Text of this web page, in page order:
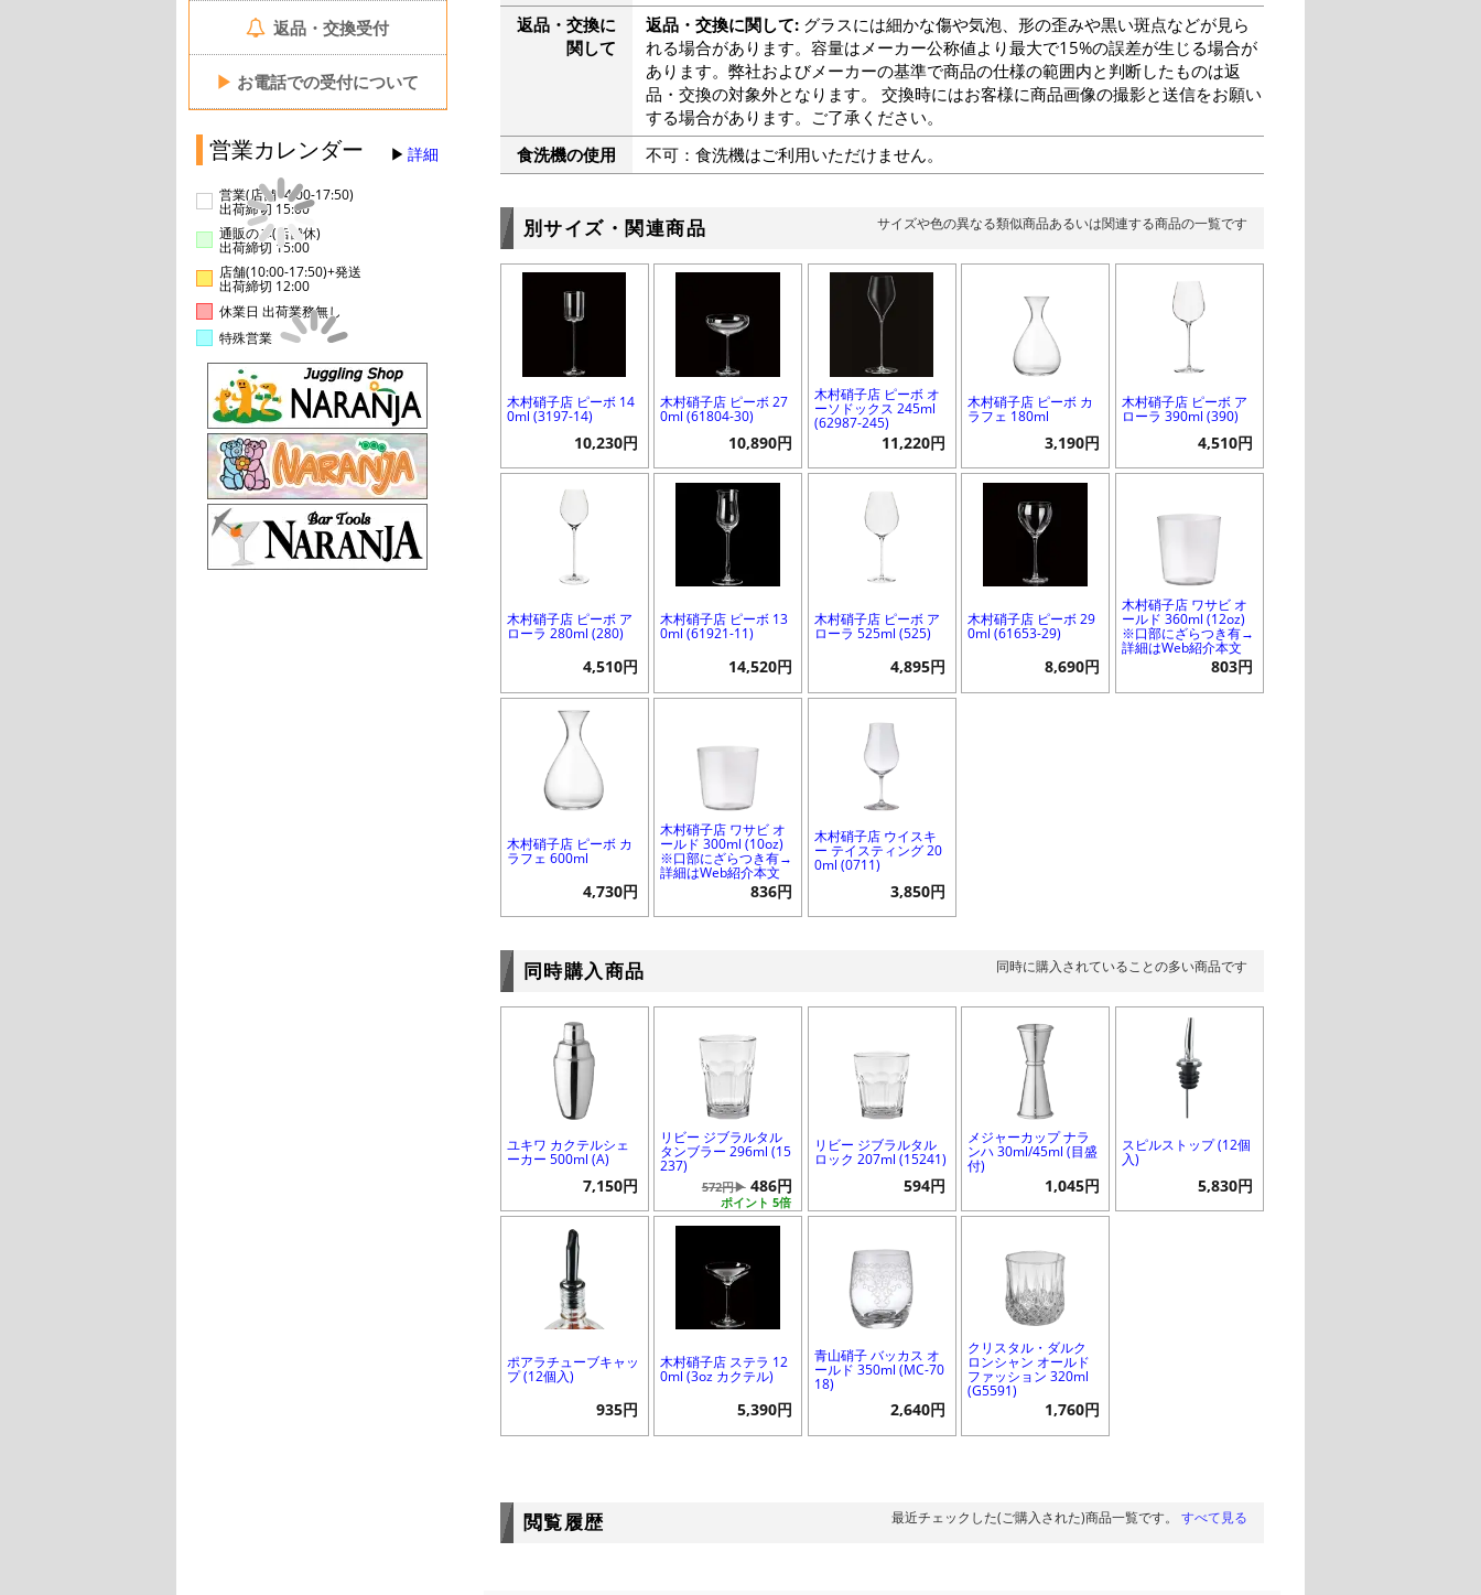
返品・交換受付
▶ お電話での受付について
営業カレンダー 詳細
営業(店舗14:00-17:50)
出荷締切 15:00
通販のみ(店舗休)
出荷締切 15:00
店舗(10:00-17:50)+発送
出荷締切 12:00
休業日 出荷業務無し
特殊営業
返品・交換に
関して
返品・交換に関して:グラスには細かな傷や気泡、形の歪みや黒い斑点などが見ら
れる場合があります。容量はメーカー公称値より最大で15%の誤差が生じる場合が
あります。弊社およびメーカーの基準で商品の仕様の範囲内と判断したものは返
品・交換の対象外となります。 交換時にはお客様に商品画像の撮影と送信をお願い
する場合があります。ご了承ください。
食洗機の使用
不可：食洗機はご利用いただけません。
別サイズ・関連商品 サイズや色の異なる類似商品あるいは関連する商品の一覧です
木村硝子店 ピーボ 14
0ml (3197-14)
10,230円
木村硝子店 ピーボ 27
0ml (61804-30)
10,890円
木村硝子店 ピーボ オ
ーソドックス 245ml
(62987-245)
11,220円
木村硝子店 ピーボ カ
ラフェ 180ml
3,190円
木村硝子店 ピーボ ア
ローラ 390ml (390)
4,510円
木村硝子店 ピーボ ア
ローラ 280ml (280)
4,510円
木村硝子店 ピーボ 13
0ml (61921-11)
14,520円
木村硝子店 ピーボ ア
ローラ 525ml (525)
4,895円
木村硝子店 ピーボ 29
0ml (61653-29)
8,690円
木村硝子店 ワサビ オ
ールド 360ml (12oz)
※口部にざらつき有→
詳細はWeb紹介本文
803円
木村硝子店 ピーボ カ
ラフェ 600ml
4,730円
木村硝子店 ワサビ オ
ールド 300ml (10oz)
※口部にざらつき有→
詳細はWeb紹介本文
836円
木村硝子店 ウイスキ
ー テイスティング 20
0ml (0711)
3,850円
同時購入商品 同時に購入されていることの多い商品です
ユキワ カクテルシェ
ーカー 500ml (A)
7,150円
リビー ジブラルタル
タンブラー 296ml (15
237)
ポイント 5倍
572円▶ 486円
リビー ジブラルタル
ロック 207ml (15241)
594円
メジャーカップ ナラ
ンハ 30ml/45ml (目盛
付)
1,045円
スピルストップ (12個
入)
5,830円
ポアラチューブキャッ
プ (12個入)
935円
木村硝子店 ステラ 12
0ml (3oz カクテル)
5,390円
青山硝子 バッカス オ
ールド 350ml (MC-70
18)
2,640円
クリスタル・ダルク
ロンシャン オールド
ファッション 320ml
(G5591)
1,760円
閲覧履歴 最近チェックした(ご購入された)商品一覧です。 すべて見る